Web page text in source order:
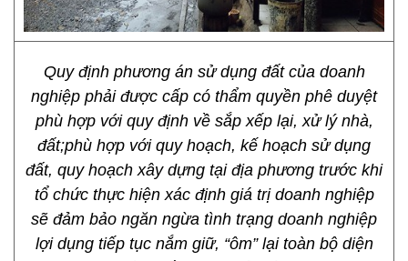
Quy định phương án sử dụng đất của doanh
nghiệp phải được cấp có thẩm quyền phê duyệt
phù hợp với quy định về sắp xếp lại, xử lý nhà,
đất;phù hợp với quy hoạch, kế hoạch sử dụng
đất, quy hoạch xây dựng tại địa phương trước khi
tổ chức thực hiện xác định giá trị doanh nghiệp
sẽ đảm bảo ngăn ngừa tình trạng doanh nghiệp
lợi dụng tiếp tục nắm giữ, “ôm” lại toàn bộ diện